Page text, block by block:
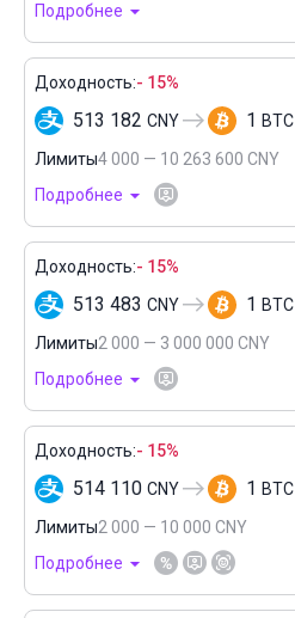
Подробнее
Доходность:- 15%
513 182 CNY 1 BTC
Лимиты4 000 — 10 263 600 CNY
Подробнее
Доходность:- 15%
513 483 CNY 1 BTC
Лимиты2 000 — 3 000 000 CNY
Подробнее
Доходность:- 15%
514 110 CNY 1 BTC
Лимиты2 000 — 10 000 CNY
Подробнее